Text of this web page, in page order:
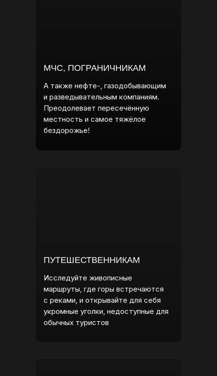
МЧС, ПОГРАНИЧНИКАМ
А также нефте-, газодобывающим
и разведывательным компаниям.
Преодолевает пересечённую
местность и самое тяжёлое
бездорожье!
ПУТЕШЕСТВЕННИКАМ
Исследуйте живописные
маршруты, где горы встречаются
с реками, и открывайте для себя
укромные уголки, недоступные для
обычных туристов